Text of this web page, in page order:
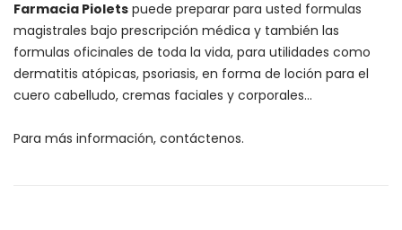
Farmacia Piolets puede preparar para usted formulas
magistrales bajo prescripción médica y también las
formulas oficinales de toda la vida, para utilidades como
dermatitis atópicas, psoriasis, en forma de loción para el
cuero cabelludo, cremas faciales y corporales…
Para más información, contáctenos.